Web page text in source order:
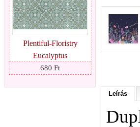
Plentiful-Floristry
Eucalyptus
680 Ft
Leírás